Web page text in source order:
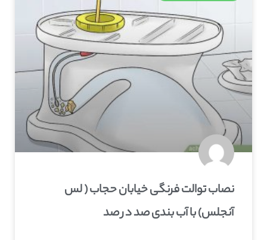
نصاب توالت فرنگی خیابان حجاب ( لس
آنجلس) با آب بندی صد در صد